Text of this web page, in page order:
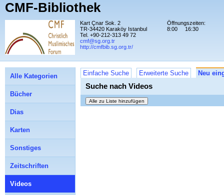
CMF-Bibliothek
Kart Çnar Sok. 2
TR-34420 Karaköy Istanbul
Tel. +90-212-313 49 72
cmf@sg.org.tr
http://cmfbib.sg.org.tr/
Öffnungszeiten:
8:00
16:30
Einfache Suche Erweiterte Suche Neu
Suche nach Videos
Alle Kategorien
Bücher
Dias
Karten
Sonstiges
Zeitschriften
Videos